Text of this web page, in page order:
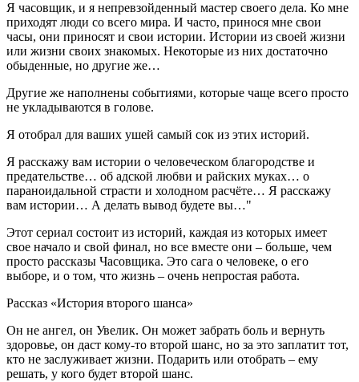
Я часовщик, и я непревзойденный мастер своего дела. Ко мне
приходят люди со всего мира. И часто, принося мне свои
часы, они приносят и свои истории. Истории из своей жизни
или жизни своих знакомых. Некоторые из них достаточно
обыденные, но другие же…
Другие же наполнены событиями, которые чаще всего просто
не укладываются в голове.
Я отобрал для ваших ушей самый сок из этих историй.
Я расскажу вам истории о человеческом благородстве и
предательстве… об адской любви и райских муках… о
параноидальной страсти и холодном расчёте… Я расскажу
вам истории… А делать вывод будете вы…"
Этот сериал состоит из историй, каждая из которых имеет
свое начало и свой финал, но все вместе они – больше, чем
просто рассказы Часовщика. Это сага о человеке, о его
выборе, и о том, что жизнь – очень непростая работа.
Рассказ «История второго шанса»
Он не ангел, он Увелик. Он может забрать боль и вернуть
здоровье, он даст кому-то второй шанс, но за это заплатит тот,
кто не заслуживает жизни. Подарить или отобрать – ему
решать, у кого будет второй шанс.